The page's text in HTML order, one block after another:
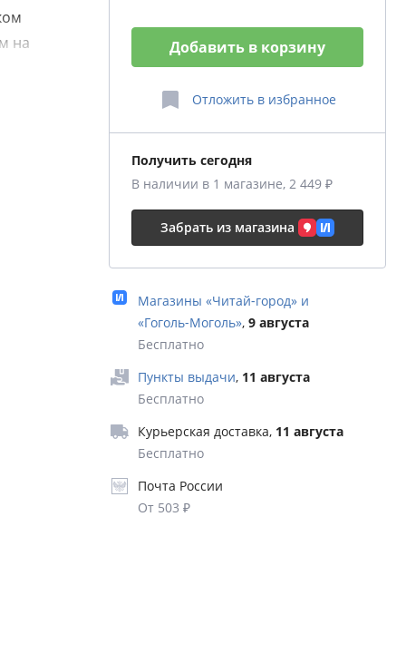
на
Добавить в корзину
Отложить в избранное
Получить сегодня
В наличии в 1 магазине, 2 449 ₽
Забрать из магазина
Магазины «Читай‑город» и
«Гоголь‑Моголь», 9 августа
Бесплатно
Пункты выдачи, 11 августа
Бесплатно
Курьерская доставка, 11 августа
Бесплатно
Почта России
От 503 ₽